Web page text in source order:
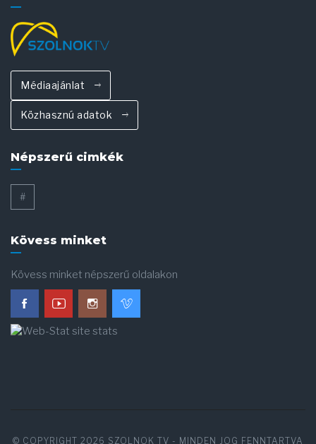
Médiaajánlat
Közhasznú adatok
Népszerű cimkék
#
Kövess minket
Kövess minket népszerű oldalakon
© COPYRIGHT 2026 SZOLNOK TV - MINDEN JOG FENNTARTVA